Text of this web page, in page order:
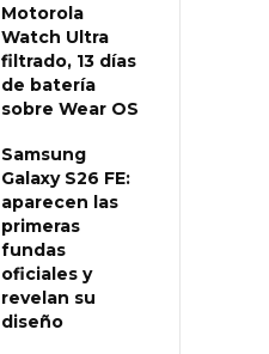
Motorola
Watch Ultra
filtrado, 13 días
de batería
sobre Wear OS
Samsung
Galaxy S26 FE:
aparecen las
primeras
fundas
oficiales y
revelan su
diseño